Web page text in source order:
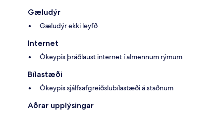
Gæludýr
Gæludýr ekki leyfð
Internet
Ókeypis þráðlaust internet í almennum rýmum
Bílastæði
Ókeypis sjálfsafgreiðslubílastæði á staðnum
Aðrar upplýsingar